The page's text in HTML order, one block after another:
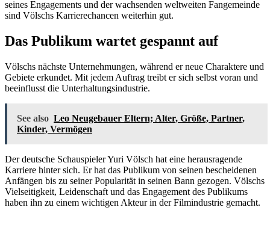
seines Engagements und der wachsenden weltweiten Fangemeinde
sind Völschs Karrierechancen weiterhin gut.
Das Publikum wartet gespannt auf
Völschs nächste Unternehmungen, während er neue Charaktere und
Gebiete erkundet. Mit jedem Auftrag treibt er sich selbst voran und
beeinflusst die Unterhaltungsindustrie.
See also Leo Neugebauer Eltern; Alter, Größe, Partner,
Kinder, Vermögen
Der deutsche Schauspieler Yuri Völsch hat eine herausragende
Karriere hinter sich. Er hat das Publikum von seinen bescheidenen
Anfängen bis zu seiner Popularität in seinen Bann gezogen. Völschs
Vielseitigkeit, Leidenschaft und das Engagement des Publikums
haben ihn zu einem wichtigen Akteur in der Filmindustrie gemacht.